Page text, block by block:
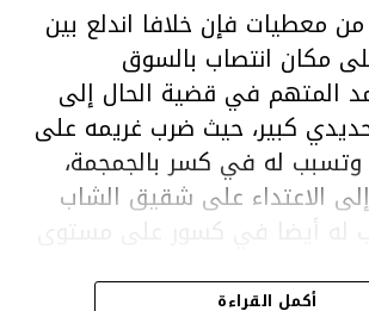
معطيات فإن خلافا اندلع بين
مكان انتصاب بالسوق
المتهم في قضية الحال إلى
كبير، حيث ضرب غريمه على
له في كسر بالجمجمة،
الاعتداء على شقيق الشاب
له أيضا في كسور على مستوى
مركز الأمن الوطني بحي
أكمل القراءة